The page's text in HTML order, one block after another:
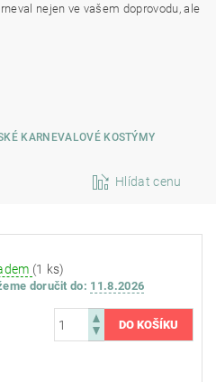
nejen ve vašem doprovodu, ale
KARNEVALOVÉ KOSTÝMY
Hlídat cenu
(1 ks)
doručit do: 11.8.2026